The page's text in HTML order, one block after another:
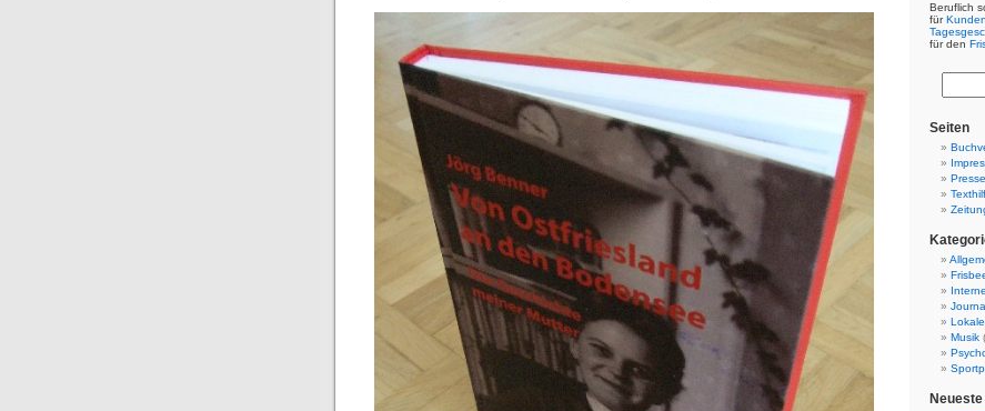
Beruflich
fürKunden
für den
Seiten
Musik